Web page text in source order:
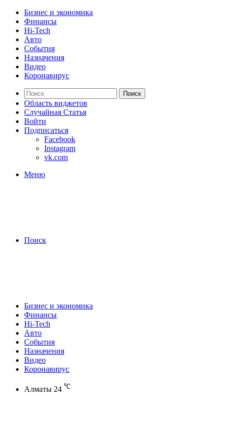
Бизнес и экономика
Финансы
Hi-Tech
Авто
События
Назначения
Видео
Коронавирус
Поиск
Область виджетов
Случайная Статья
Войти
Подписаться
Facebook
Instagram
vk.com
Меню
Поиск
Бизнес и экономика
Финансы
Hi-Tech
Авто
События
Назначения
Видео
Коронавирус
Алматы 24 ℃